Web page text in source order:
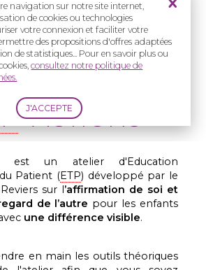
navigation sur notre site internet,
de cookies ou technologies
votre connexion et faciliter votre
des propositions d'offres adaptées
de statistiques... Pour en savoir plus ou
consultez notre politique de
à l'atelier
"ACTIONS"
un atelier d'Education
du Patient (ETP) développé par le
sur l ’affirmation de soi et
de l’autre pour les enfants
une différence visible.
en main les outils théoriques